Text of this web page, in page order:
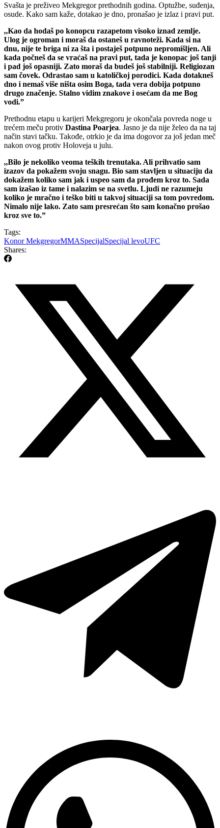
Svašta je preživeo Mekgregor prethodnih godina. Optužbe, suđenja,
osude. Kako sam kaže, dotakao je dno, pronašao je izlaz i pravi put.
,,Kao da hodaš po konopcu razapetom visoko iznad zemlje.
Ulog je ogroman i moraš da ostaneš u ravnoteži. Kada si na
dnu, nije te briga ni za šta i postaješ potpuno nepromišljen. Ali
kada počneš da se vraćaš na pravi put, tada je konopac još tanji
i pad još opasniji. Zato moraš da budeš još stabilniji. Religiozan
sam čovek. Odrastao sam u katoličkoj porodici. Kada dotakneš
dno i nemaš više ništa osim Boga, tada vera dobija potpuno
drugo značenje. Stalno vidim znakove i osećam da me Bog
vodi.”
Prethodnu etapu u karijeri Mekgregoru je okončala povreda noge u
trećem meču protiv Dastina Poarjea. Jasno je da nije želeo da na taj
način stavi tačku. Takođe, otrkio je da ima dogovor za još jedan meč
nakon ovog protiv Holoveja u julu.
,,Bilo je nekoliko veoma teških trenutaka. Ali prihvatio sam
izazov da pokažem svoju snagu. Bio sam stavljen u situaciju da
dokažem koliko sam jak i uspeo sam da prođem kroz to. Sada
sam izašao iz tame i nalazim se na svetlu. Ljudi ne razumeju
koliko je mračno i teško biti u takvoj situaciji sa tom povredom.
Nimalo nije lako. Zato sam presrećan što sam konačno prošao
kroz sve to.”
Tags:
Konor MekgregorMMASpecijalSpecijal levoUFC
Shares: